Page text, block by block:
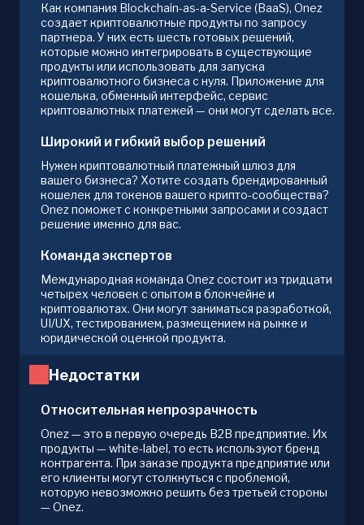
Как компания Blockchain-as-a-Service (BaaS), Onez
создает криптовалютные продукты по запросу
партнера. У них есть шесть готовых решений,
которые можно интегрировать в существующие
продукты или использовать для запуска
криптовалютного бизнеса с нуля. Приложение для
кошелька, обменный интерфейс, сервис
криптовалютных платежей — они могут сделать все.
Широкий и гибкий выбор решений
Нужен криптовалютный платежный шлюз для
вашего бизнеса? Хотите создать брендированный
кошелек для токенов вашего крипто-сообщества?
Onez поможет с конкретными запросами и создаст
решение именно для вас.
Команда экспертов
Международная команда Onez состоит из тридцати
четырех человек с опытом в блокчейне и
криптовалютах. Они могут заниматься разработкой,
UI/UX, тестированием, размещением на рынке и
юридической оценкой продукта.
Недостатки
Относительная непрозрачность
Onez — это в первую очередь B2B предприятие. Их
продукты — white-label, то есть используют бренд
контрагента. При заказе продукта предприятие или
его клиенты могут столкнуться с проблемой,
которую невозможно решить без третьей стороны
— Onez.